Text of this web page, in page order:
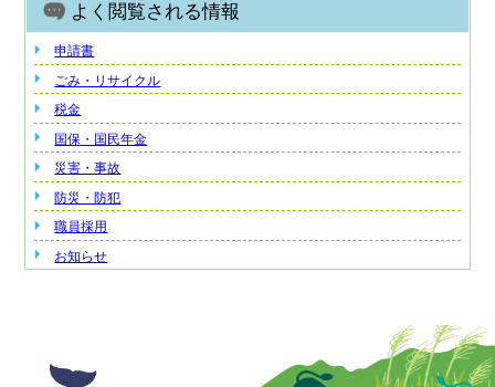
よく閲覧される情報
申請書
ごみ・リサイクル
税金
国保・国民年金
災害・事故
防災・防犯
職員採用
お知らせ